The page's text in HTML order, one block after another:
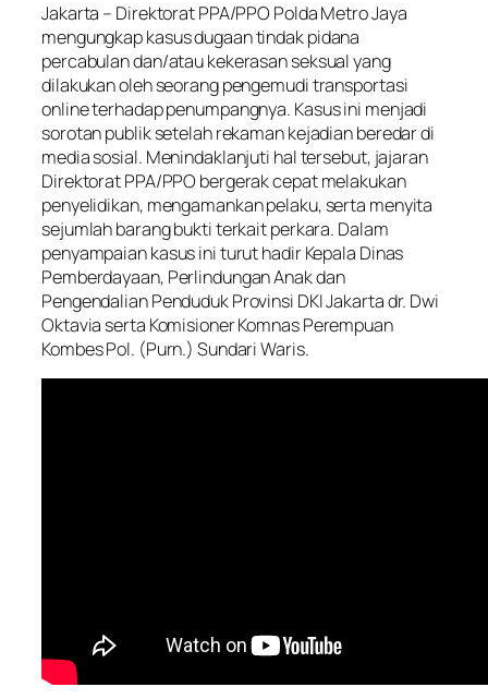
Jakarta – Direktorat PPA/PPO Polda Metro Jaya
mengungkap kasus dugaan tindak pidana
percabulan dan/atau kekerasan seksual yang
dilakukan oleh seorang pengemudi transportasi
online terhadap penumpangnya. Kasus ini menjadi
sorotan publik setelah rekaman kejadian beredar di
media sosial. Menindaklanjuti hal tersebut, jajaran
Direktorat PPA/PPO bergerak cepat melakukan
penyelidikan, mengamankan pelaku, serta menyita
sejumlah barang bukti terkait perkara. Dalam
penyampaian kasus ini turut hadir Kepala Dinas
Pemberdayaan, Perlindungan Anak dan
Pengendalian Penduduk Provinsi DKI Jakarta dr. Dwi
Oktavia serta Komisioner Komnas Perempuan
Kombes Pol. (Purn.) Sundari Waris.